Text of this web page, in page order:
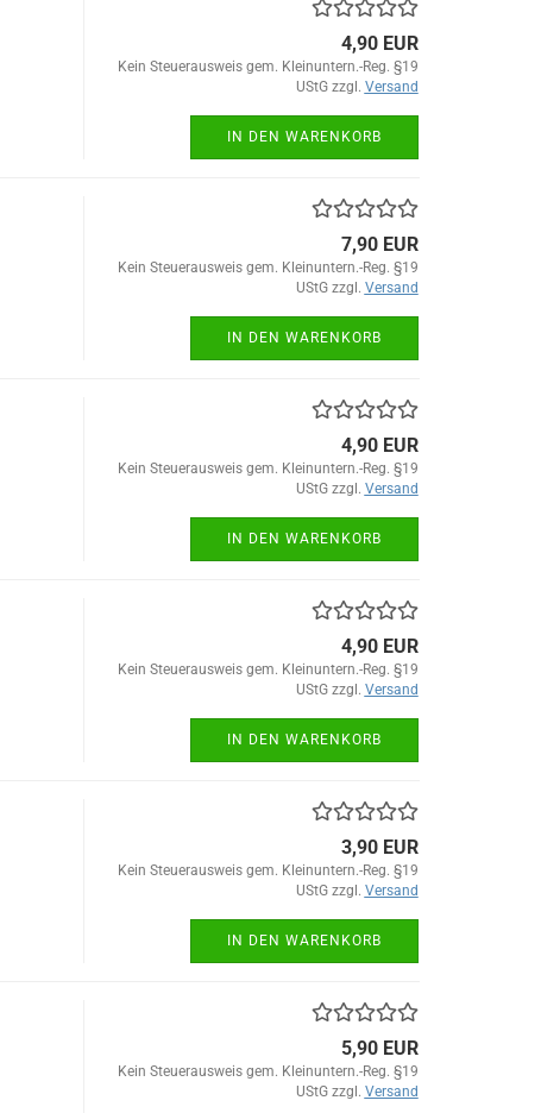
4,90 EUR
Kein Steuerausweis gem. Kleinuntern.-Reg. §19
UStG zzgl. Versand
IN DEN WARENKORB
7,90 EUR
Kein Steuerausweis gem. Kleinuntern.-Reg. §19
UStG zzgl. Versand
IN DEN WARENKORB
4,90 EUR
Kein Steuerausweis gem. Kleinuntern.-Reg. §19
UStG zzgl. Versand
IN DEN WARENKORB
4,90 EUR
Kein Steuerausweis gem. Kleinuntern.-Reg. §19
UStG zzgl. Versand
IN DEN WARENKORB
3,90 EUR
Kein Steuerausweis gem. Kleinuntern.-Reg. §19
UStG zzgl. Versand
IN DEN WARENKORB
5,90 EUR
Kein Steuerausweis gem. Kleinuntern.-Reg. §19
UStG zzgl. Versand